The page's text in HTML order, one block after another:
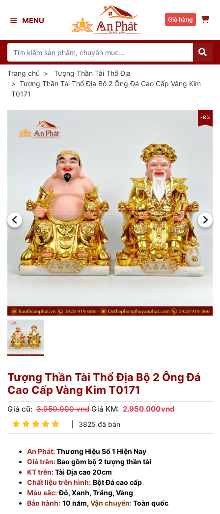
MENU Giỏ hàng
Trang chủ
Tượng Thần Tài Thổ Địa
Tượng Thần Tài Thổ Địa Bộ 2 Ông Đá Cao Cấp Vàng Kim
T0171
-8%
Tượng Thần Tài Thổ Địa Bộ 2 Ông Đá
Cao Cấp Vàng Kim T0171
Giá cũ: 3.950.000 vnđ Giá KM: 2.950.000vnđ
3825 đã bán
An Phát:Thương Hiệu Số 1 Hiện Nay
Giá trên:Bao gồm bộ 2 tượng thần tài
KT trên:Tài Địa cao 20cm
Chất liệu trên hình: Bột Đá cao cấp
Màu sắc: Đỏ, Xanh, Trắng, Vàng
Bảo hành: 10 năm, Vận chuyển:Toàn quốc